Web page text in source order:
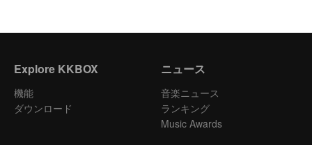
Explore KKBOX
機能
ダウンロード
ニュース
音楽ニュース
ランキング
Music Awards